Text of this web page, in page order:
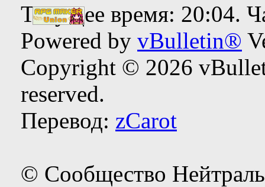
Текущее время: 20:04.
Powered by vBulletin®
Copyright © 2026
reserved.
Перевод: zCarot
© Сообщество